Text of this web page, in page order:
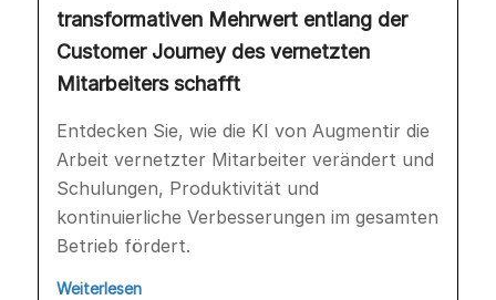
transformativen Mehrwert entlang der
Customer Journey des vernetzten
Mitarbeiters schafft
Entdecken Sie, wie die KI von Augmentir die
Arbeit vernetzter Mitarbeiter verändert und
Schulungen, Produktivität und
kontinuierliche Verbesserungen im gesamten
Betrieb fördert.
Weiterlesen